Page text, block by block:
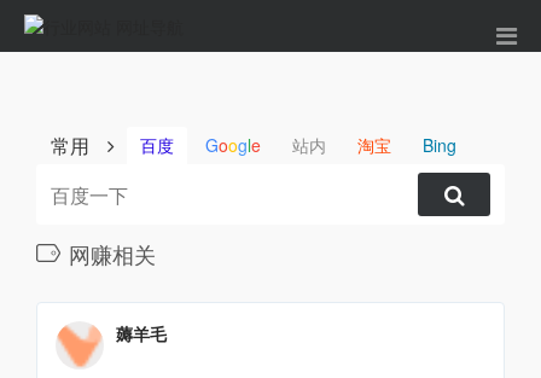
常用 百度 Google 站内 淘宝 Bing
网赚相关
薅羊毛